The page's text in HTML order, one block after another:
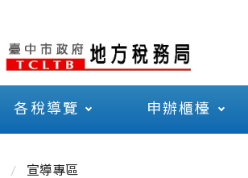
各稅導覽 申辦櫃檯
宣導專區